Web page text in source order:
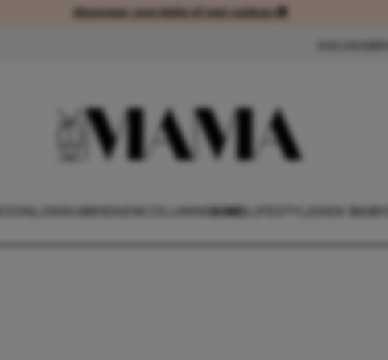
Abonneer voordelig of met cadeau 🎁Abonneer voordelig of met cadeau 🎁
KIND